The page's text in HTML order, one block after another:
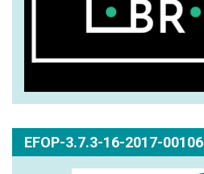
EFOP-3.7.3-16-2017-00106